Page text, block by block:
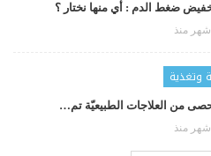
ضغط الدم : أي منها نختار ؟
وتغذية
من العلاجات الطبيعيّة تم…